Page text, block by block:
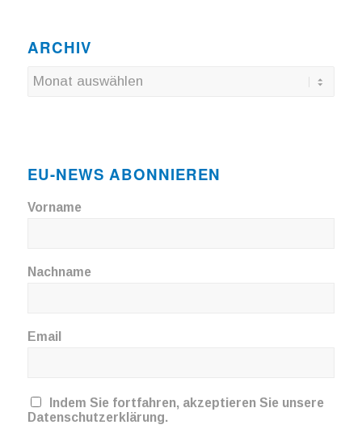
ARCHIV
EU-NEWS ABONNIEREN
Vorname
Nachname
Email
Indem Sie fortfahren, akzeptieren Sie unsere
Datenschutzerklärung.